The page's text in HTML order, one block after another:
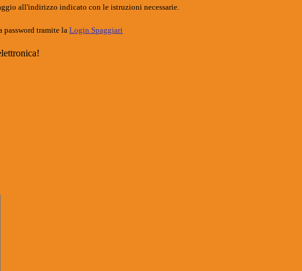
all'indirizzo indicato con le istruzioni necessarie.
password tramite la Login Spaggiari